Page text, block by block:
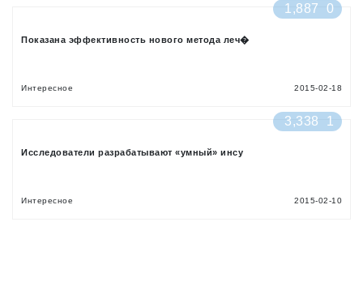
1,887 0
Показана эффективность нового метода леч�
Интересное 2015-02-18
3,338 1
Исследователи разрабатывают «умный» инсу
Интересное 2015-02-10